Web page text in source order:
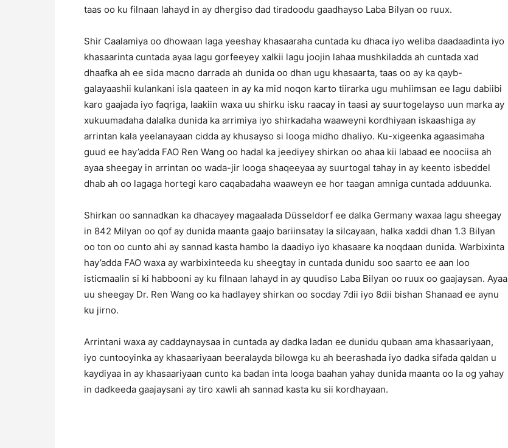
taas oo ku filnaan lahayd in ay dhergiso dad tiradoodu gaadhayso Laba Bilyan oo ruux.
Shir Caalamiya oo dhowaan laga yeeshay khasaaraha cuntada ku dhaca iyo weliba daadaadinta iyo
khasaarinta cuntada ayaa lagu gorfeeyey xalkii lagu joojin lahaa mushkiladda ah cuntada xad
dhaafka ah ee sida macno darrada ah dunida oo dhan ugu khasaarta, taas oo ay ka qayb-
galayaashii kulankani isla qaateen in ay ka mid noqon karto tiirarka ugu muhiimsan ee lagu dabiibi
karo gaajada iyo faqriga, laakiin waxa uu shirku isku raacay in taasi ay suurtogelayso uun marka ay
xukuumadaha dalalka dunida ka arrimiya iyo shirkadaha waaweyni kordhiyaan iskaashiga ay
arrintan kala yeelanayaan cidda ay khusayso si looga midho dhaliyo. Ku-xigeenka agaasimaha
guud ee hay’adda FAO Ren Wang oo hadal ka jeediyey shirkan oo ahaa kii labaad ee noociisa ah
ayaa sheegay in arrintan oo wada-jir looga shaqeeyaa ay suurtogal tahay in ay keento isbeddel
dhab ah oo lagaga hortegi karo caqabadaha waaweyn ee hor taagan amniga cuntada adduunka.
Shirkan oo sannadkan ka dhacayey magaalada Düsseldorf ee dalka Germany waxaa lagu sheegay
in 842 Milyan oo qof ay dunida maanta gaajo bariinsatay la silcayaan, halka xaddi dhan 1.3 Bilyan
oo ton oo cunto ahi ay sannad kasta hambo la daadiyo iyo khasaare ka noqdaan dunida. Warbixinta
hay’adda FAO waxa ay warbixinteeda ku sheegtay in cuntada dunidu soo saarto ee aan loo
isticmaalin si ki habbooni ay ku filnaan lahayd in ay quudiso Laba Bilyan oo ruux oo gaajaysan. Ayaa
uu sheegay Dr. Ren Wang oo ka hadlayey shirkan oo socday 7dii iyo 8dii bishan Shanaad ee aynu
ku jirno.
Arrintani waxa ay caddaynaysaa in cuntada ay dadka ladan ee dunidu qubaan ama khasaariyaan,
iyo cuntooyinka ay khasaariyaan beeralayda bilowga ku ah beerashada iyo dadka sifada qaldan u
kaydiyaa in ay khasaariyaan cunto ka badan inta looga baahan yahay dunida maanta oo la og yahay
in dadkeeda gaajaysani ay tiro xawli ah sannad kasta ku sii kordhayaan.